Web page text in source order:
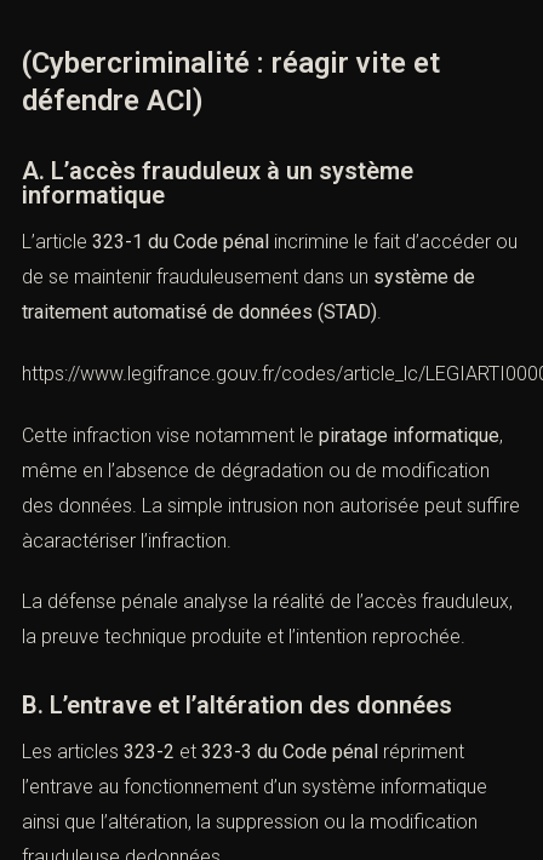
(Cybercriminalité : réagir vite et
A. L’accès frauduleux à un système
informatique
L’article323-1 du Code pénalincrimine le fait d’accéder
ou de se maintenir frauduleusement dans un
Cette infraction vise notamment lepiratage informatique
même en l’absence de dégradation ou de modification
des données. La simple intrusion non autorisée peut
La défense pénale analyse la réalité de l’accès
reprochée.
B. L’entrave et l’altération des données
Les articles323-2et323-3 du Code pénalrépriment
l’entrave au fonctionnement d’un système informatique